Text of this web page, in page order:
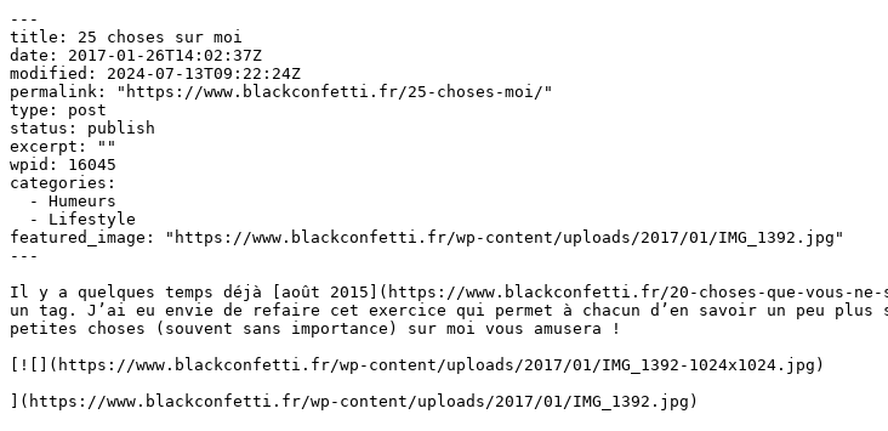
---
title: 25 choses sur moi
date: 2017-01-26T14:02:37Z
modified: 2024-07-13T09:22:24Z
permalink: "https://www.blackconfetti.fr/25-choses-moi/"
type: post
status: publish
excerpt: ""
wpid: 16045
categories:
featured_image: "https://www.blackconfetti.fr/wp-content/uploads/2017/01/IMG_1392.jpg"
---
Il y a quelques temps déjà [août 2015](https://www.blackconfetti.fr/20-choses-que-vous-
un tag. J’ai eu envie de refaire cet exercice qui permet à chacun d’en savoir un peu
petites choses (souvent sans importance) sur moi vous amusera !
[![](https://www.blackconfetti.fr/wp-content/uploads/2017/01/IMG_1392-1024x1024.jpg)
](https://www.blackconfetti.fr/wp-content/uploads/2017/01/IMG_1392.jpg)